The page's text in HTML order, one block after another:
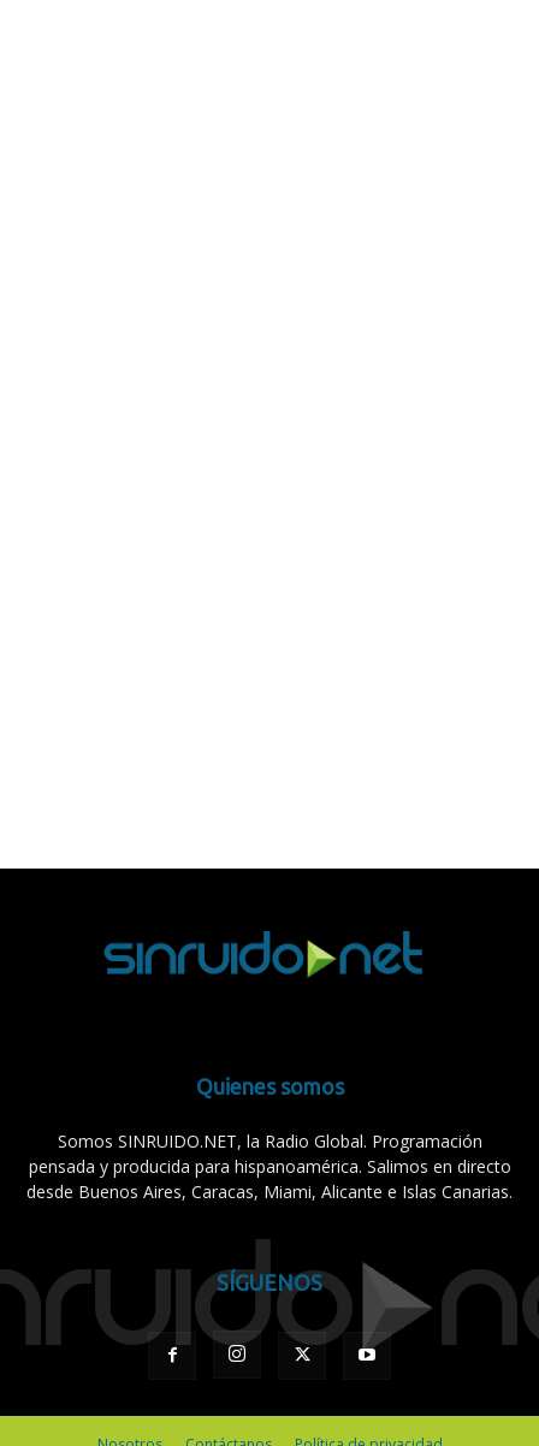
Quienes somos
Somos SINRUIDO.NET, la Radio Global. Programación
pensada y producida para hispanoamérica. Salimos en directo
desde Buenos Aires, Caracas, Miami, Alicante e Islas Canarias.
SÍGUENOS